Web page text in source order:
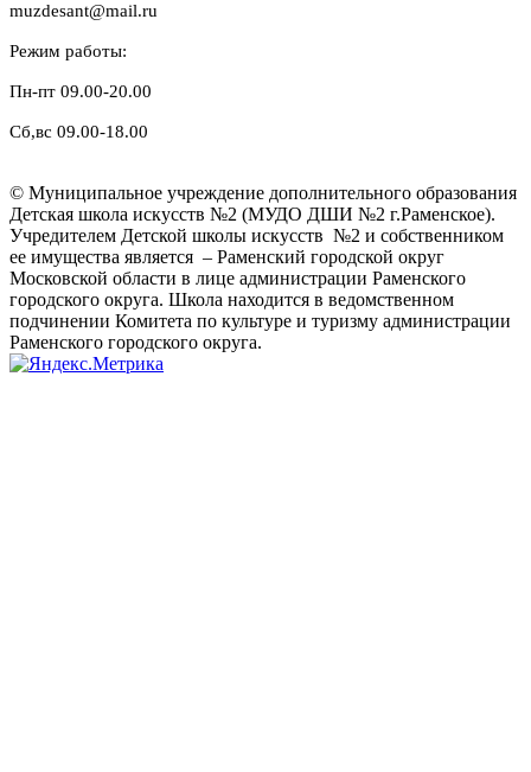
muzdesant@mail.ru
Режим работы:
Пн-пт 09.00-20.00
Сб,вс 09.00-18.00
© Муниципальное учреждение дополнительного образования
Детская школа искусств №2 (МУДО ДШИ №2 г.Раменское).
Учредителем Детской школы искусств №2 и собственником
ее имущества является – Раменский городской округ
Московской области в лице администрации Раменского
городского округа. Школа находится в ведомственном
подчинении Комитета по культуре и туризму администрации
Раменского городского округа.